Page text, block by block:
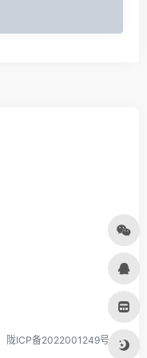
陇ICP备2022001249号